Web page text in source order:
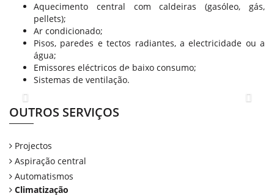
Aquecimento central com caldeiras (gasóleo, gás,
pellets);
Ar condicionado;
Pisos, paredes e tectos radiantes, a electricidade ou a
água;
Emissores eléctricos de baixo consumo;
Sistemas de ventilação.
Next
OUTROS SERVIÇOS
Projectos
Aspiração central
Automatismos
Climatização